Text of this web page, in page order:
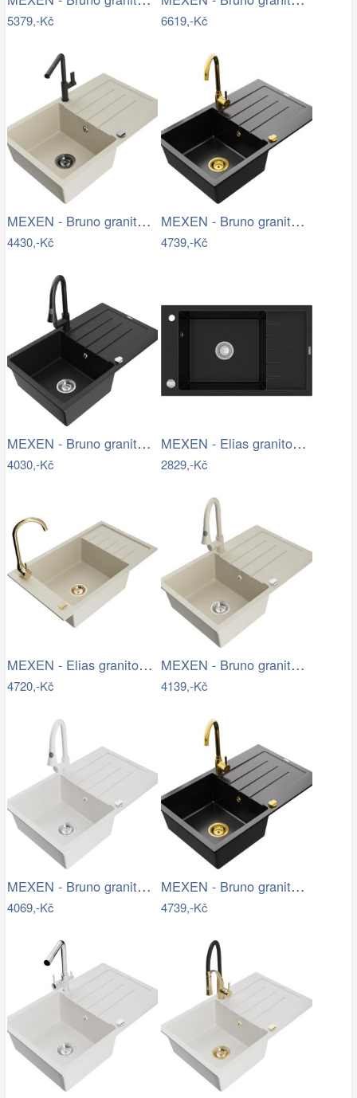
5379,-Kč 6619,-Kč
MEXEN - Bruno granitový dřez 1 s…
4430,-Kč
MEXEN - Bruno granitový dřez 1 s…
4739,-Kč
MEXEN - Bruno granitový dřez 1 s…
4030,-Kč
MEXEN - Elias granitový dřez 1 mísa…
2829,-Kč
MEXEN - Elias granitový dřez s…
4720,-Kč
MEXEN - Bruno granitový dřez 1 s…
4139,-Kč
MEXEN - Bruno granitový dřez 1 s…
4069,-Kč
MEXEN - Bruno granitový dřez 1 s…
4739,-Kč